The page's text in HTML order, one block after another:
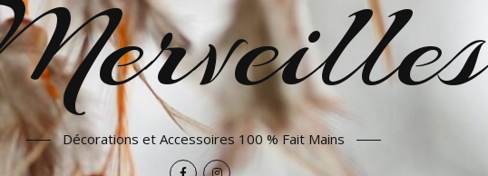
Décorations et Accessoires 100 % Fait Mains